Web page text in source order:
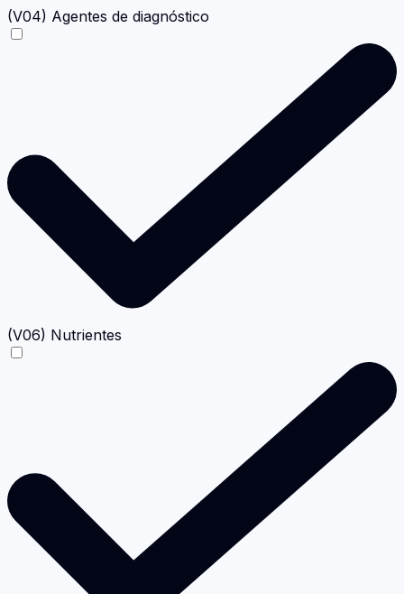
(V04) Agentes de diagnóstico
(V06) Nutrientes